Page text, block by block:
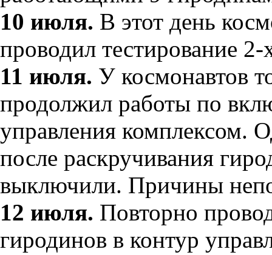
10 июля. В этот день
проводил тестирование
11 июля. У космонавтов
продолжил работы по
управления комплексом.
после раскручивания
выключили. Причины
12 июля. Повторно
гиродинов в контур